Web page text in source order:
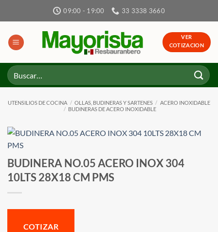
09:00 - 19:00 33 3338 3660
VER
COTIZACION
Buscar
por:
UTENSILIOS DE COCINA / OLLAS, BUDINERAS Y SARTENES / ACERO INOXIDABLE
/ BUDINERAS DE ACERO INOXIDABLE
BUDINERA NO.05 ACERO INOX 304
10LTS 28X18 CM PMS
COTIZAR